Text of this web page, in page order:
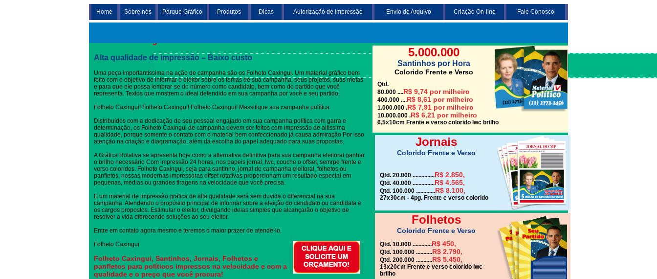
Home Sobre nós Parque Gráfico Produtos Dicas Autorização de Impressão Envio de Arquivo Criação On-line Fale Conosco
Alta qualidade de impressão – Baixo custo
Uma peça importantíssima na ação de campanha são os Folheto Caxingui. Um material gráfico bem
feito com o objetivo de informar o eleitor sobre os temas de sua campanha, seus projetos, suas metas
e para que ele possa lembrar-se do número como candidato, bem como do partido que você
representa. Textos que mostrem o ideal defendido em sua campanha por você e seu partido.
Folheto Caxingui! Folheto Caxingui! Folheto Caxingui! Massifique sua campanha política
Distribuídos com a dedicação de seu pessoal engajado em sua campanha política com garra e
determinação, os Folheto Caxingui de campanha devem ser feitos com impressão de altíssima
qualidade, porque somente o contato com o material bem confeccionado já causa admiração Por isso
atenção na criação e diagramação, além da escolha do papel adequado para suas propostas.
A Gráfica Rotativa se apresenta hoje como a alternativa definitiva para sua campanha eleitoral ganhar
o brilho necessário Com impressão 24 horas, nos papeis jornal, lwc, couche o offset, semrpe frente e
verso coloridos. Folheto Caxingui, seja para santinho, jornal de campanha eleitoral, folhetos ou
panfletos, nossas modernas impressoras offset rotativas proporcionam um resultado especial em
pequenas, médias ou grandes tiragens na velocidade que você precisa.
E um material de impressão gráfica de alta qualidade será sem duvida o diferencial na sua
campanha. Atendendo o propósito principal de informar sobre a eleição do candidato ou candidata e
os cargos propostos. Estimular o eleitor, divulgando ideias simples que alcançarão o objetivo de
resolver a vida oferecendo soluções ao seu eleitor.
Entre em contato agora mesmo e teremos o maior prazer de atendê-lo.
Folheto Caxingui
Folheto Caxingui, Santinhos, Jornais, Folhetos e
panfletos para políticos impressos na velocidade e com a
qualidade e o preço que você procura!
5.000.000
Santinhos por Hora
Colorido Frente e Verso
Qtd.
80.000 ....R$ 9,74 por milheiro
400.000 ....R$ 8,61 por milheiro
1.000.000 .R$ 7,91 por milheiro
10.000.000 .R$ 6,21 por milheiro
6,5x10cm Frente e verso colorido lwc brilho
Jornais
Colorido Frente e Verso
Qtd. 20.000 ...............R$ 2.850,
Qtd. 40.000 ...............R$ 4.565,
Qtd. 100.000 .............R$ 8.100,
27x30cm - 4pg. Frente e verso colorido
Folhetos
Colorido Frente e Verso
Qtd. 10.000 .............R$ 450,
Qtd. 100.000 ...........R$ 2.790,
Qtd. 200.000 ...........R$ 5.450,
13x20cm Frente e verso colorido lwc
brilho